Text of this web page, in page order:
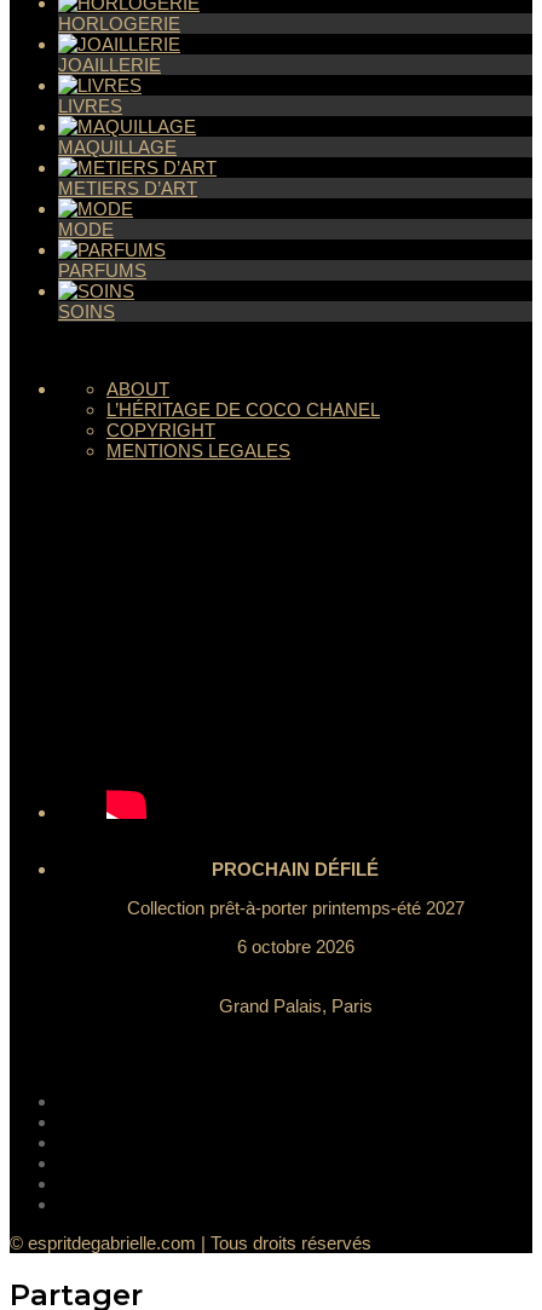
HORLOGERIE
JOAILLERIE
LIVRES
MAQUILLAGE
METIERS D’ART
MODE
PARFUMS
SOINS
ABOUT
L’HÉRITAGE DE COCO CHANEL
COPYRIGHT
MENTIONS LEGALES
PROCHAIN DÉFILÉ
Collection prêt-à-porter printemps-été 2027
6 octobre 2026
Grand Palais, Paris
© espritdegabrielle.com | Tous droits réservés
Partager